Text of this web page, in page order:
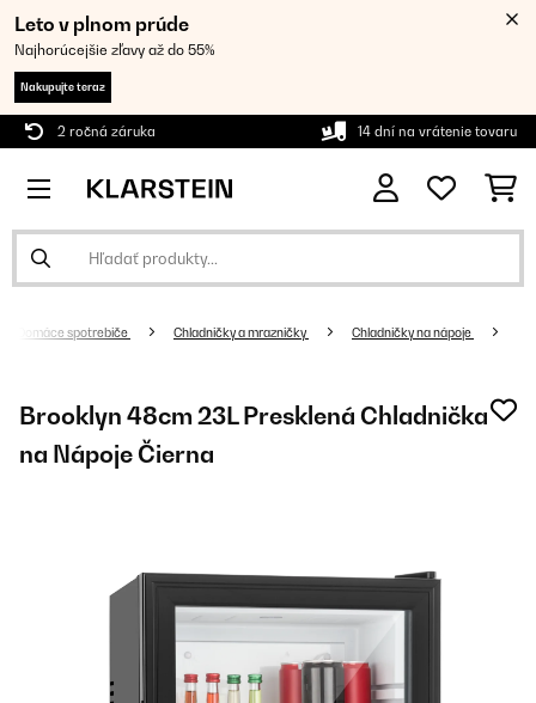
Leto v plnom prúde
Najhorúcejšie zľavy až do 55%
Nakupujte teraz
2 ročná záruka 14 dní na vrátenie tovaru
Domáce spotrebiče Chladničky a mrazničky Chladničky na nápoje
Brooklyn 48cm 23L Presklená Chladnička
na Nápoje Čierna